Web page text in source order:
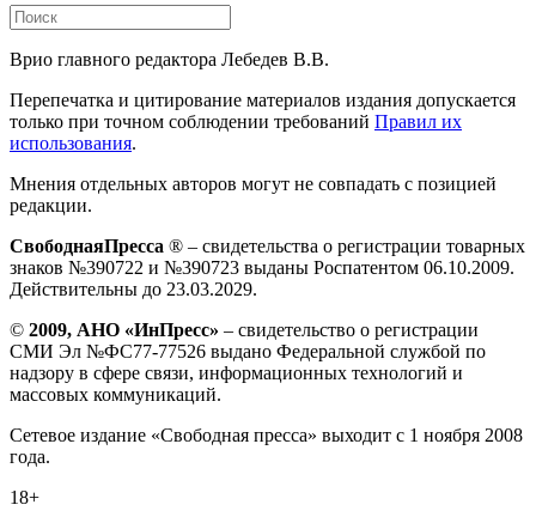
Врио главного редактора Лебедев В.В.
Перепечатка и цитирование материалов издания допускается
только при точном соблюдении требований Правил их
использования.
Мнения отдельных авторов могут не совпадать с позицией
редакции.
СвободнаяПресса ® – свидетельства о регистрации товарных
знаков №390722 и №390723 выданы Роспатентом 06.10.2009.
Действительны до 23.03.2029.
© 2009, АНО «ИнПресс» – свидетельство о регистрации
СМИ Эл №ФС77-77526 выдано Федеральной службой по
надзору в сфере связи, информационных технологий и
массовых коммуникаций.
Сетевое издание «Свободная пресса» выходит с 1 ноября 2008
года.
18+